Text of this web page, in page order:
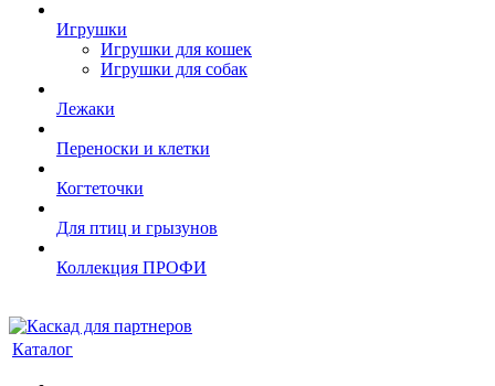
Игрушки
Игрушки для кошек
Игрушки для собак
Лежаки
Переноски и клетки
Когтеточки
Для птиц и грызунов
Коллекция ПРОФИ
Каталог